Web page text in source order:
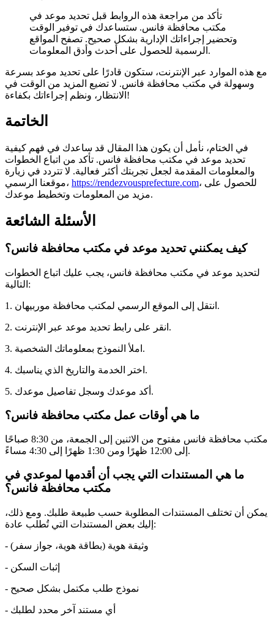
تأكد من مراجعة هذه الروابط قبل تحديد موعد في
مكتب محافظة فانس. ستساعدك في توفير الوقت
وتحضير إجراءاتك الإدارية بشكل صحيح. تصفح المواقع
الرسمية للحصول على أحدث وأدق المعلومات.
مع هذه الموارد عبر الإنترنت، ستكون قادرًا على تحديد موعد بسرعة
وسهولة في مكتب محافظة فانس. لا تضيع المزيد من الوقت في
الانتظار، ونظم إجراءاتك بكفاءة!
الخاتمة
في الختام، نأمل أن يكون هذا المقال قد ساعدك في فهم كيفية
تحديد موعد في مكتب محافظة فانس. تأكد من اتباع الخطوات
والمعلومات المقدمة لجعل تجربتك أكثر فعالية. لا تتردد في زيارة
موقعنا الرسمي، https://rendezvousprefecture.com، للحصول على
مزيد من المعلومات وتخطيط موعدك.
الأسئلة الشائعة
كيف يمكنني تحديد موعد في مكتب محافظة فانس؟
لتحديد موعد في مكتب محافظة فانس، يجب عليك اتباع الخطوات
التالية:
1. انتقل إلى الموقع الرسمي لمكتب محافظة موربيهان.
2. انقر على رابط تحديد موعد عبر الإنترنت.
3. املأ النموذج بمعلوماتك الشخصية.
4. اختر الخدمة والتاريخ الذي يناسبك.
5. أكد موعدك وسجل تفاصيل موعدك.
ما هي أوقات عمل مكتب محافظة فانس؟
مكتب محافظة فانس مفتوح من الاثنين إلى الجمعة، من 8:30 صباحًا
إلى 12:00 ظهرًا ومن 1:30 ظهرًا إلى 4:30 مساءً.
ما هي المستندات التي يجب أن أقدمها لموعدي في
مكتب محافظة فانس؟
يمكن أن تختلف المستندات المطلوبة حسب طبيعة طلبك. ومع ذلك،
إليك بعض المستندات التي تُطلب عادة:
- وثيقة هوية (بطاقة هوية، جواز سفر)
- إثبات السكن
- نموذج طلب مكتمل بشكل صحيح
- أي مستند آخر محدد لطلبك